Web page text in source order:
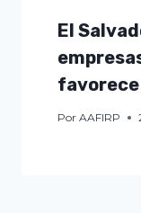
El
Por AAFIRP